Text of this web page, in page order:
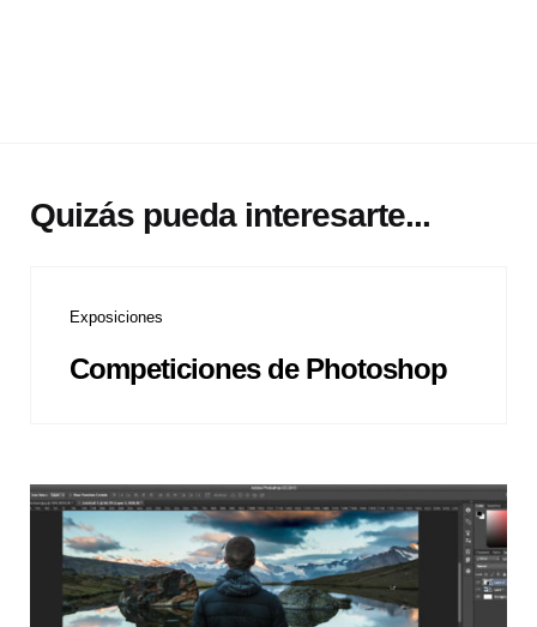
Quizás pueda interesarte...
Exposiciones
Competiciones de Photoshop